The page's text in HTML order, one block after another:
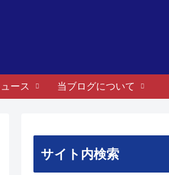
ース 当ブログについて
サイト内検索